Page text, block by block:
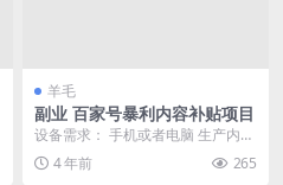
羊毛
副业 百家号暴利内容补贴项目
设备需求： 手机或者电脑 生产内容
且审核通过后即可获得: 1、内容补
贴: 1)单...
4 年前 265